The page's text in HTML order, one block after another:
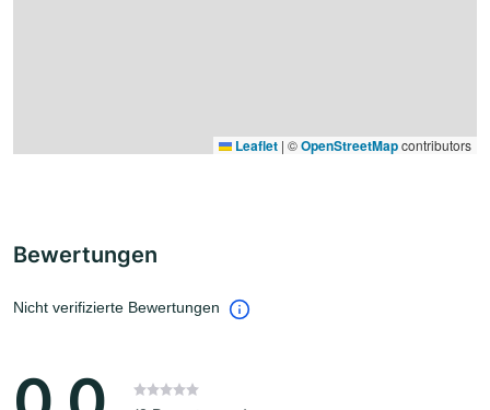
Leaflet | ©OpenStreetMapcontributors
Bewertungen
Nicht verifizierte Bewertungen